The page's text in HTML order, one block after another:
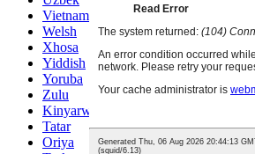
Vietnamese
Welsh
Xhosa
Yiddish
Yoruba
Zulu
Kinyarwanda
Tatar
Oriya